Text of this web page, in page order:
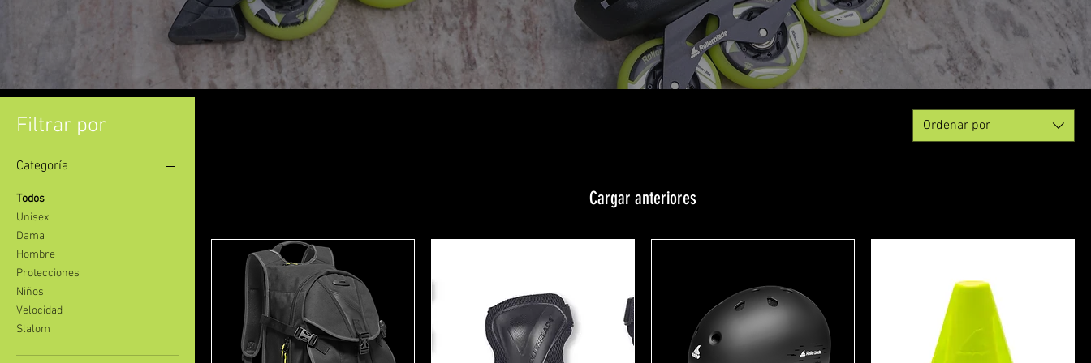
Filtrar por
Categoría
Todos
Unisex
Dama
Hombre
Protecciones
Niños
Velocidad
Slalom
Ordenar por
Cargar anteriores